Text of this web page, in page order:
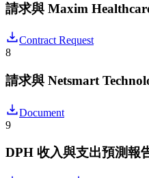
請求與 Maxim
Contract Request
8
請求與 Netsmart
Document
9
DPH 收入與支出預測報